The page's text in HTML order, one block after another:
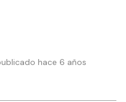
hace 6 años